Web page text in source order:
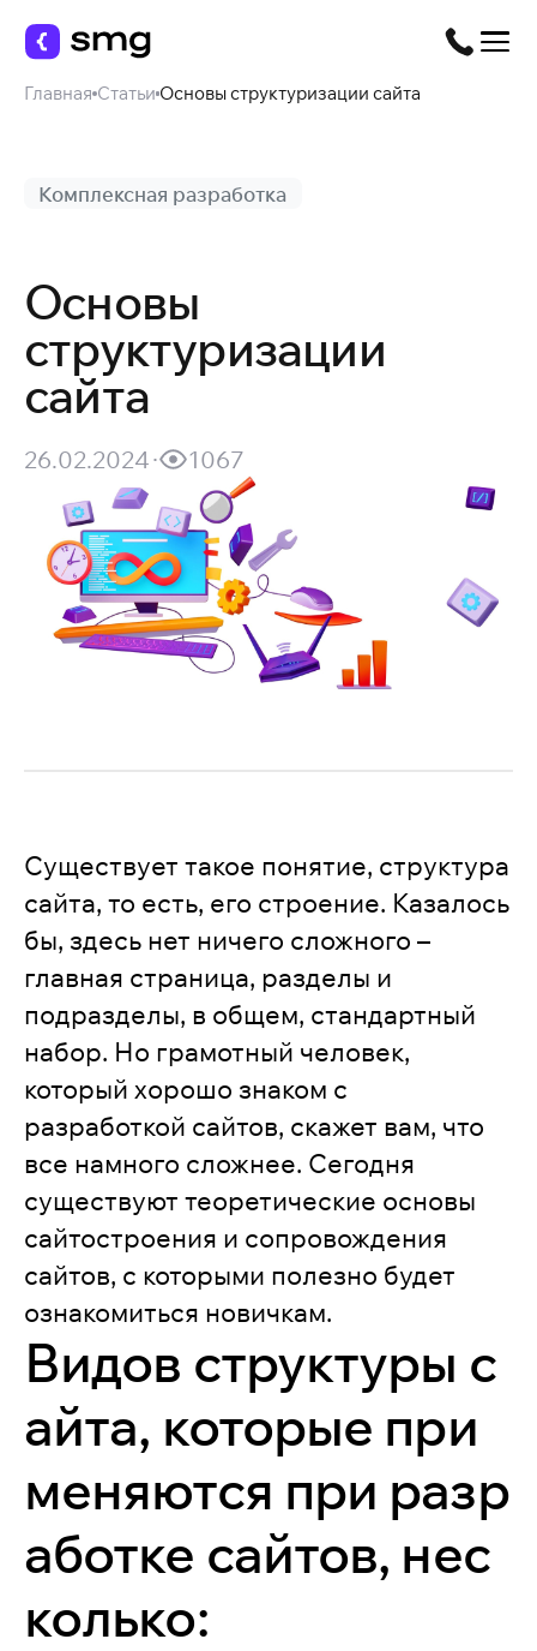
Главная Статьи Основы структуризации сайта
Комплексная разработка
Основы
структуризации
сайта
26.02.2024 1067
Существует такое понятие, структура
сайта, то есть, его строение. Казалось
бы, здесь нет ничего сложного –
главная страница, разделы и
подразделы, в общем, стандартный
набор. Но грамотный человек,
который хорошо знаком с
разработкой сайтов, скажет вам, что
все намного сложнее. Сегодня
существуют теоретические основы
сайтостроения и сопровождения
сайтов, с которыми полезно будет
ознакомиться новичкам.
Видов структуры с
айта, которые при
меняются при разр
аботке сайтов, нес
колько: